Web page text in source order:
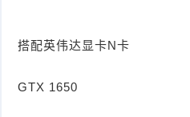
搭配英伟达显卡N卡
GTX 1650